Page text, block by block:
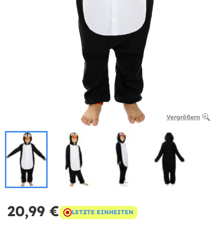
Vergrößern
20,99 € LETZTE EINHEITEN